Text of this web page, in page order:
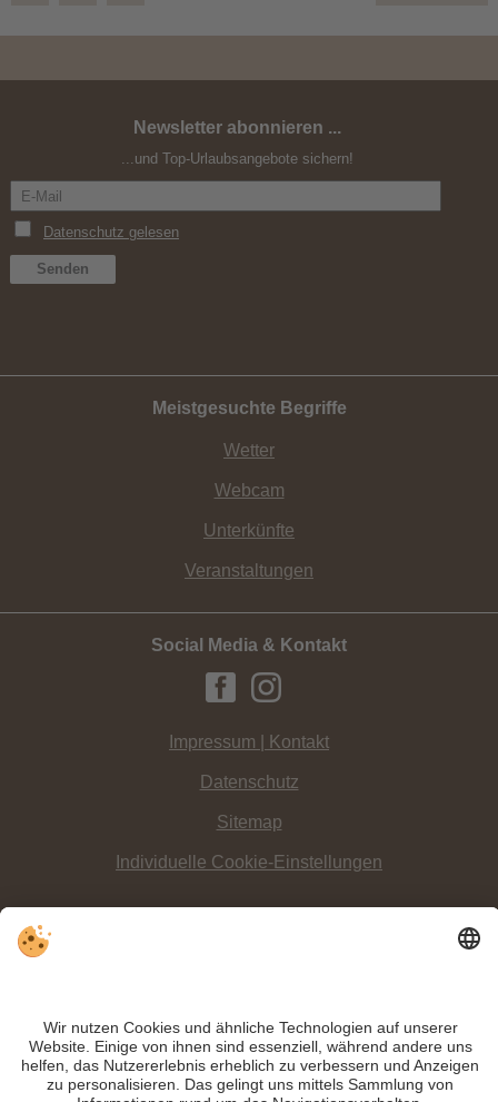
Spätsommer in den Südtiroler Bergen
Newsletter abonnieren ...
...und Top-Urlaubsangebote sichern!
Meistgesuchte Begriffe
Wetter
Webcam
Unterkünfte
Veranstaltungen
Social Media & Kontakt
Impressum | Kontakt
Datenschutz
Sitemap
Individuelle Cookie-Einstellungen
INFO:
Spielpark
Trotz genauer Arbeit und ständigem Aktualisieren der Inhalte, können Fehler
auftreten. Wir übernehmen keine Gewähr für die Richtigkeit und Vollständigkeit
aller Informationen.